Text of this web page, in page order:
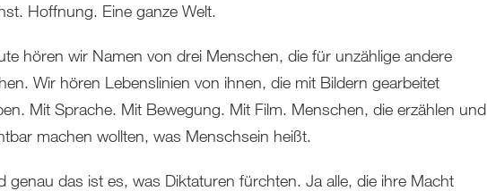
Hoffnung. Eine ganze Welt.
hören wir Namen von drei Menschen, die für unzählige andere
Wir hören Lebenslinien von ihnen, die mit Bildern gearbeitet
Mit Sprache. Mit Bewegung. Mit Film. Menschen, die erzählen und
machen wollten, was Menschsein heißt.
genau das ist es, was Diktaturen fürchten. Ja alle, die ihre Macht